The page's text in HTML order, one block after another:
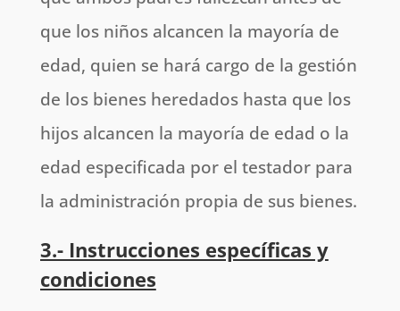
que los niños alcancen la mayoría de
edad, quien se hará cargo de la gestión
de los bienes heredados hasta que los
hijos alcancen la mayoría de edad o la
edad especificada por el testador para
la administración propia de sus bienes.
3.- Instrucciones específicas y
condiciones